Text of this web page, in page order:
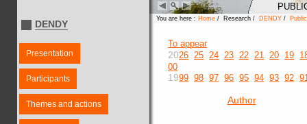
DENDY
Presentation
Participants
Themes and actions
You are here : Home / Research / DENDY /
To appear
2026 25 24 23 22 21 20 19
00
1999 98 97 96 95 94 93 92
Author